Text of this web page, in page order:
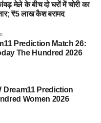
मेले के बीच दो घरों में चोरी का
₹5 लाख कैश बरामद
Prediction Match 26:
The Hundred 2026
Dream11 Prediction
Women 2026